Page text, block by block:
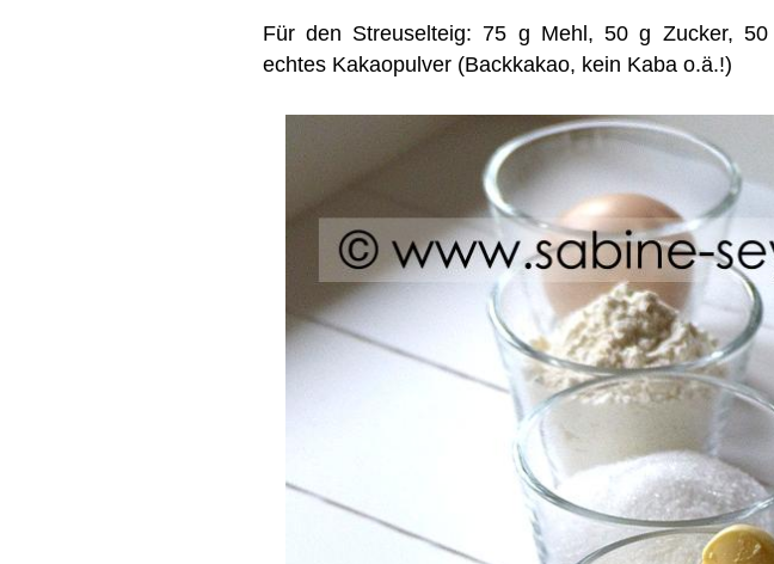
Für den Streuselteig: 75 g Mehl, 50 g Zucker, 50
echtes Kakaopulver (Backkakao, kein Kaba o.ä.!)